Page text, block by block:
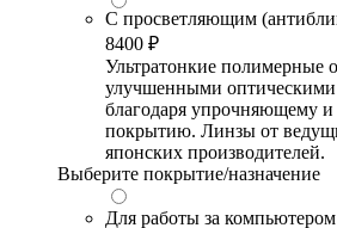
С просветляющим
8400 ₽
Ультратонкие полимерные
улучшенными оптическими
благодаря упрочняющему
покрытию. Линзы от
японских производителей.
Выберите покрытие/назначение
Для работы за компьютером